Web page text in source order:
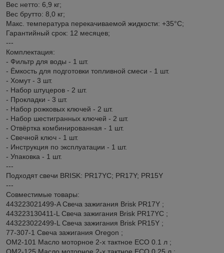
Вес нетто: 6,9 кг;
Вес брутто: 8,0 кг;
Макс. температура перекачиваемой жидкости: +35°С;
Гарантийный срок: 12 месяцев;
---
Комплектация:
- Фильтр для воды - 1 шт.
- Ёмкость для подготовки топливной смеси - 1 шт.
- Хомут - 3 шт.
- Набор штуцеров - 2 шт.
- Прокладки - 3 шт.
- Набор рожковых ключей - 2 шт.
- Набор шестигранных ключей - 2 шт.
- Отвёртка комбинированная - 1 шт.
- Свечной ключ - 1 шт.
- Инструкция по эксплуатации - 1 шт.
- Упаковка - 1 шт.
---
Подходят свечи BRISK: PR17YC; PR17Y; PR15Y
---
Совместимые товары:
443223021499-A Свеча зажигания Brisk PR17Y ;
443223130411-L Свеча зажигания Brisk PR17YC ;
443223022499-L Свеча зажигания Brisk PR15Y ;
77-307-1 Свеча зажигания Oregon ;
OM2-101 Масло моторное 2-х тактное ECO 0.1 л ;
OM2-125 Масло моторное 2-х тактное ECO 0.25 л ;